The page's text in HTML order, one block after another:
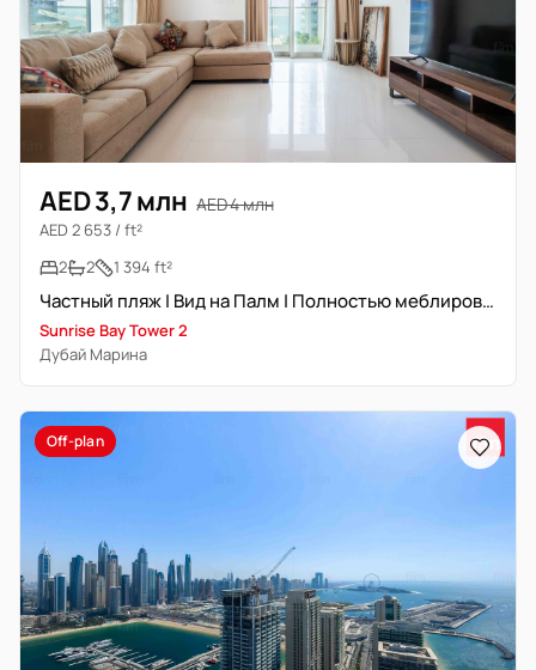
AED 3,7 млн AED 4 млн
AED 2 653 / ft²
2
2 1 394 ft²
Частный пляж | Вид на Палм | Полностью меблирована
Sunrise Bay Tower 2
Дубай Марина
Off-plan